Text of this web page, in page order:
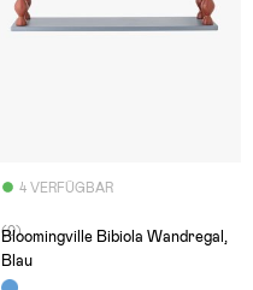
4 VERFÜGBAR
(0)
Bloomingville Bibiola Wandregal,
Blau